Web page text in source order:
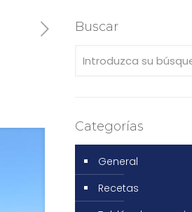
Buscar
Categorías
General
Recetas